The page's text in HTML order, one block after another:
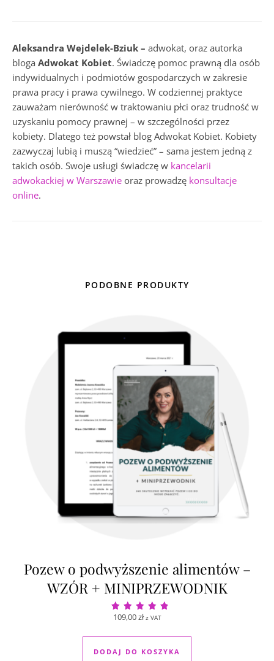
Aleksandra Wejdelek-Bziuk – adwokat, oraz autorka
bloga Adwokat Kobiet. Świadczę pomoc prawną dla osób
indywidualnych i podmiotów gospodarczych w zakresie
prawa pracy i prawa cywilnego. W codziennej praktyce
zauważam nierówność w traktowaniu płci oraz trudność w
uzyskaniu pomocy prawnej – w szczególności przez
kobiety. Dlatego też powstał blog Adwokat Kobiet. Kobiety
zazwyczaj lubią i muszą “wiedzieć” – sama jestem jedną z
takich osób. Swoje usługi świadczę w kancelarii
adwokackiej w Warszawie oraz prowadzę konsultacje
online.
PODOBNE PRODUKTY
Pozew o podwyższenie alimentów –
WZÓR + MINIPRZEWODNIK
Oceniono
na 5
109,00zł z VAT
DODAJ DO KOSZYKA